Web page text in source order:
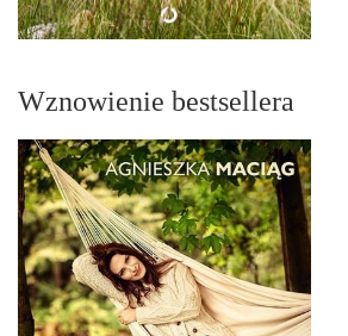
Wznowienie bestsellera